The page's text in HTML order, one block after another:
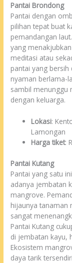
Pantai Brondong
Pantai dengan
pilihan tepat buat
pemandangan
yang
meditasi atau
pantai yang
nyaman berlama-
sambil menunggu
dengan keluarga.
Lokasi:
Lamongan
Harga tiket:
Pantai Kutang
Pantai yang satu
adanya jembatan
mangrove.
hijaunya tanaman
sangat
Pantai Kutang
di jembatan kayu,
Ekosistem
daya tarik